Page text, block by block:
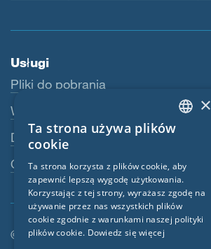
Usługi
Pliki do pobrania
Webshop
Dealerzy
Osoba kontaktowa
© SIGA 2026
ENGLISH
FRENCH
CZECH
ITALIAN
×
Ta strona używa plików
cookie
Ta strona korzysta z plików cookie, aby
zapewnić lepszą wygodę użytkowania.
Korzystając z tej strony, wyrażasz zgodę na
używanie przez nas wszystkich plików
cookie zgodnie z warunkami naszej polityki
plików cookie. Dowiedz się więcej